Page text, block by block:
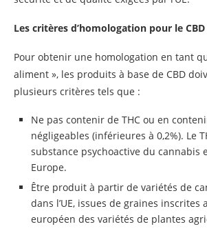
Les critères d’homologation pour le CBD
Pour obtenir une homologation en tant
aliment », les produits à base de CBD
plusieurs critères tels que :
Ne pas contenir de THC ou en
négligeables (inférieures à 0,2%). Le
substance psychoactive du cannabis
Europe.
Être produit à partir de variétés de
dans l’UE, issues de graines inscrites
européen des variétés de plantes